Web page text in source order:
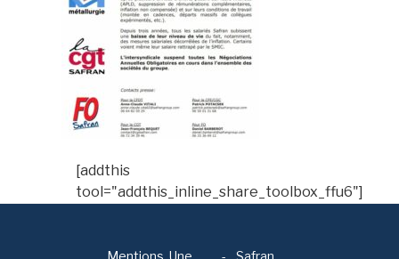
[addthis
tool="addthis_inline_share_toolbox_ffu6"]
Mentions Une - Safran